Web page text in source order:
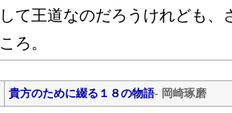
て王道なのだろうけれども、
ろ。
貴方のために綴る１８の物語- 岡崎琢磨